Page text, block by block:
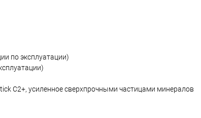
по эксплуатации)
C2+, усиленное сверхпрочными частицами минералов